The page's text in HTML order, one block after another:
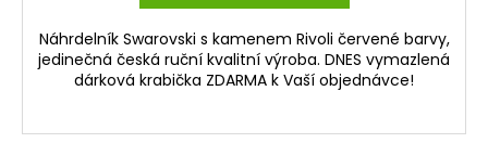
Náhrdelník Swarovski s kamenem Rivoli červené barvy,
jedinečná česká ruční kvalitní výroba. DNES vymazlená
dárková krabička ZDARMA k Vaší objednávce!